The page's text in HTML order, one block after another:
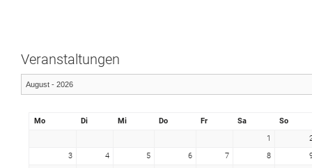
Veranstaltungen
Mo Di Mi Do Fr Sa
So
1
3
4 5 6 7 8